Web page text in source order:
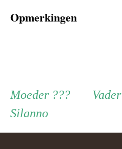
Opmerkingen
Persoon
ouder
Vader
Moeder Moeder
???
Silanno